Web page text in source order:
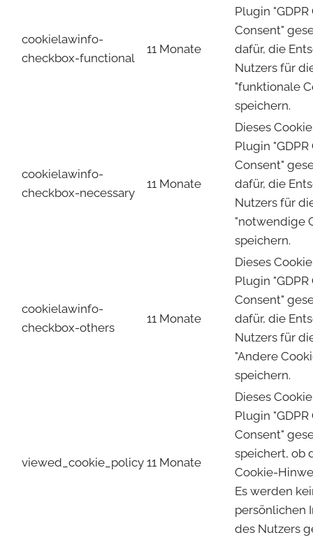
cookielawinfo-
checkbox-functional
11 Monate
Plugin
Consent"
dafür, die
Nutzers für
"funktionale
speichern.
cookielawinfo-
checkbox-necessary
11 Monate
Dieses
Plugin
Consent"
dafür, die
Nutzers für
"notwendige
speichern.
cookielawinfo-
checkbox-others
11 Monate
Dieses
Plugin
Consent"
dafür, die
Nutzers für
"Andere
speichern.
viewed_cookie_policy 11 Monate
Dieses
Plugin
Consent"
speichert, ob
Cookie-
Es werden
persönlichen
des Nutzers